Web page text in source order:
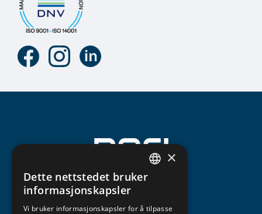
NORWEGIAN
ENGLISH
×
Dette nettstedet bruker
informasjonskapsler
Vi bruker informasjonskapsler for å tilpasse